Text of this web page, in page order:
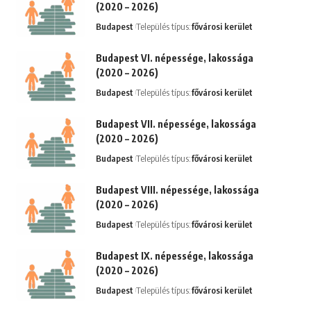
(2020 – 2026)
Budapest Település típus:fővárosi kerület
Budapest VI. népessége, lakossága
(2020 – 2026)
Budapest Település típus:fővárosi kerület
Budapest VII. népessége, lakossága
(2020 – 2026)
Budapest Település típus:fővárosi kerület
Budapest VIII. népessége, lakossága
(2020 – 2026)
Budapest Település típus:fővárosi kerület
Budapest IX. népessége, lakossága
(2020 – 2026)
Budapest Település típus:fővárosi kerület